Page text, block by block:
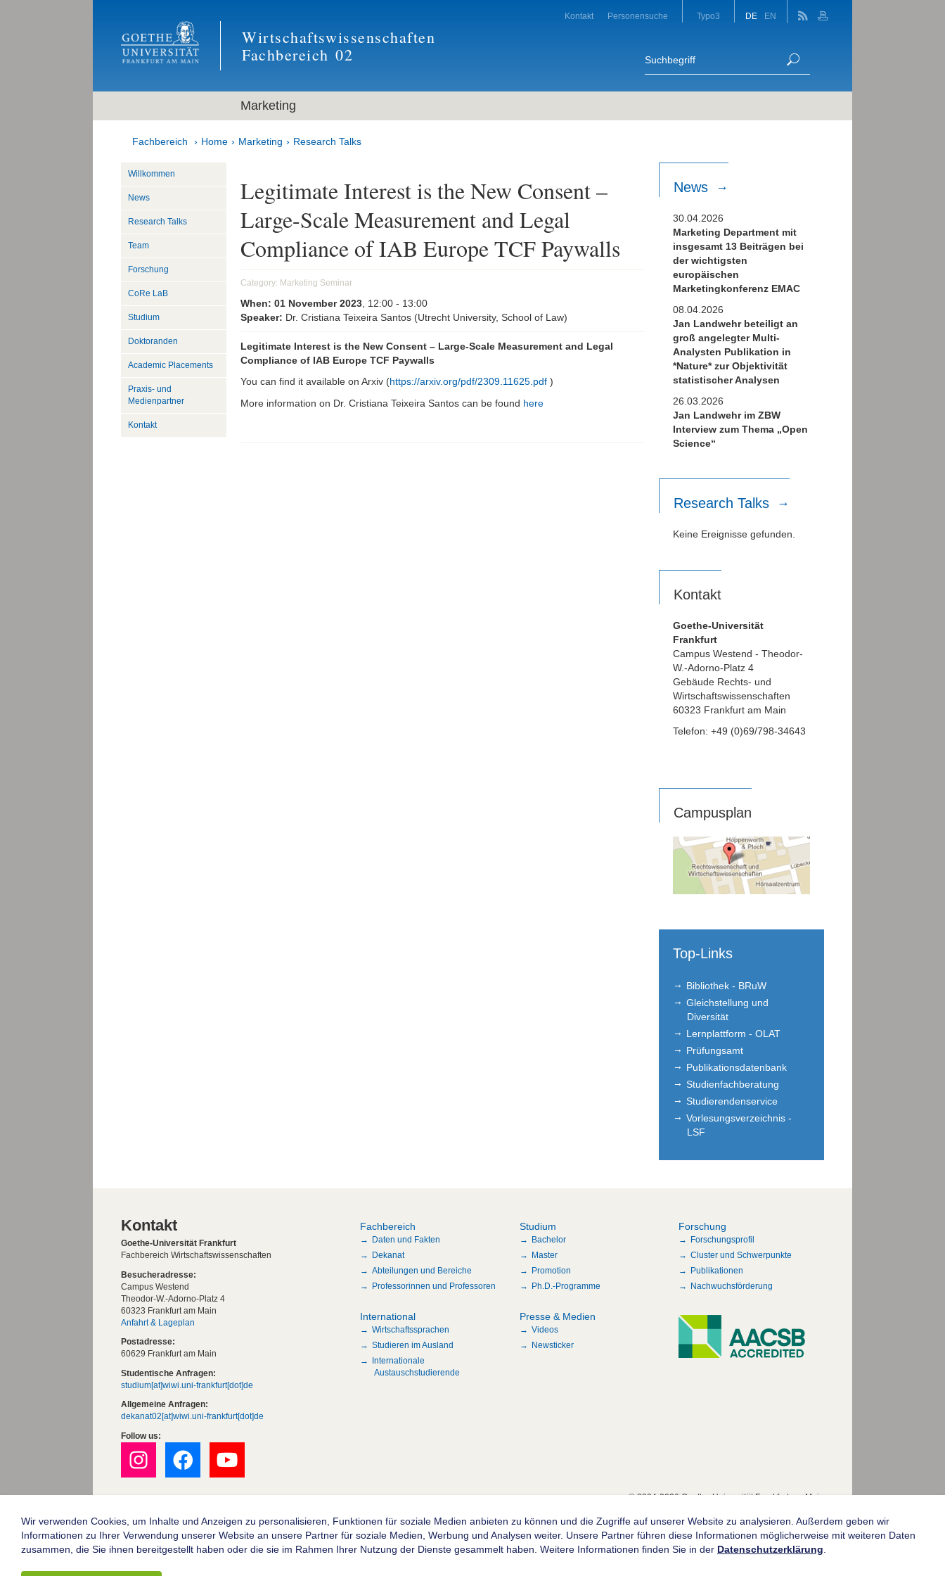
Wirtschaftswissenschaften
Fachbereich 02
Kontakt Personensuche Typo3 DE EN
Marketing
Fachbereich Home Marketing Research Talks
Legitimate Interest is the New Consent –
Large-Scale Measurement and Legal
Compliance of IAB Europe TCF Paywalls
Category: Marketing Seminar
When: 01 November 2023 , 12:00 - 13:00
Speaker: Dr. Cristiana Teixeira Santos (Utrecht University, School of Law)
Legitimate Interest is the New Consent – Large-Scale Measurement and Legal
Compliance of IAB Europe TCF Paywalls
You can find it available on Arxiv (https://arxiv.org/pdf/2309.11625.pdf )
More information on Dr. Cristiana Teixeira Santos can be found here
Willkommen
News
Research Talks
Team
Forschung
CoRe LaB
Studium
Doktoranden
Academic Placements
Praxis- und
Medienpartner
Kontakt
News
30.04.2026
Marketing Department mit
insgesamt 13 Beiträgen bei
der wichtigsten
europäischen
Marketingkonferenz EMAC
08.04.2026
Jan Landwehr beteiligt an
groß angelegter Multi-
Analysten Publikation in
*Nature* zur Objektivität
statistischer Analysen
26.03.2026
Jan Landwehr im ZBW
Interview zum Thema „Open
Science“
Research Talks
Keine Ereignisse gefunden.
Kontakt
Goethe-Universität
Frankfurt
Campus Westend - Theodor-
W.-Adorno-Platz 4
Gebäude Rechts- und
Wirtschaftswissenschaften
60323 Frankfurt am Main
Telefon: +49 (0)69/798-34643
Campusplan
Top-Links
Bibliothek - BRuW
Gleichstellung und
Diversität
Lernplattform - OLAT
Prüfungsamt
Publikationsdatenbank
Studienfachberatung
Studierendenservice
Vorlesungsverzeichnis -
LSF
Kontakt
Goethe-Universität Frankfurt
Fachbereich Wirtschaftswissenschaften
Besucheradresse:
Campus Westend
Theodor-W.-Adorno-Platz 4
60323 Frankfurt am Main
Anfahrt & Lageplan
Postadresse:
60629 Frankfurt am Main
Studentische Anfragen:
studium[at]wiwi.uni-frankfurt[dot]de
Allgemeine Anfragen:
dekanat02[at]wiwi.uni-frankfurt[dot]de
Follow us:
Fachbereich
Daten und Fakten
Dekanat
Abteilungen und Bereiche
Professorinnen und Professoren
Studium
Bachelor
Master
Promotion
Ph.D.-Programme
Forschung
Forschungsprofil
Cluster und Schwerpunkte
Publikationen
Nachwuchsförderung
International
Wirtschaftssprachen
Studieren im Ausland
Internationale
Austauschstudierende
Presse & Medien
Videos
Newsticker
Impressum
Datenschutz
Barrierefreiheit
© 2004-2026 Goethe-Universität Frankfurt am Main
Wir verwenden Cookies, um Inhalte und Anzeigen zu personalisieren, Funktionen für soziale Medien anbieten zu können und die Zugriffe auf unserer Website zu analysieren. Außerdem geben wir
Informationen zu Ihrer Verwendung unserer Website an unsere Partner für soziale Medien, Werbung und Analysen weiter. Unsere Partner führen diese Informationen möglicherweise mit weiteren Daten
zusammen, die Sie ihnen bereitgestellt haben oder die sie im Rahmen Ihrer Nutzung der Dienste gesammelt haben. Weitere Informationen finden Sie in der Datenschutzerklärung